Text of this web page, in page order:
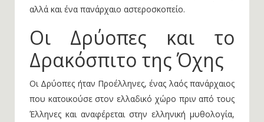
αλλά και ένα πανάρχαιο αστεροσκοπείο.
Οι Δρύοπες και το
Δρακόσπιτο της Όχης
Οι Δρύοπες ήταν Προέλληνες, ένας λαός πανάρχαιος
που κατοικούσε στον ελλαδικό χώρο πριν από τους
Έλληνες και αναφέρεται στην ελληνική μυθολογία,